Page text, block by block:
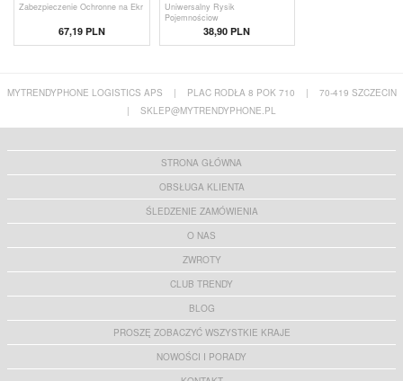
Zabezpieczenie Ochronne na Ekr
67,19 PLN
Uniwersalny Rysik
Pojemnościow
38,90 PLN
MYTRENDYPHONE LOGISTICS APS | PLAC RODŁA 8 POK 710 |
70-419 SZCZECIN
|
SKLEP@MYTRENDYPHONE.PL
STRONA GŁÓWNA
OBSŁUGA KLIENTA
ŚLEDZENIE ZAMÓWIENIA
O NAS
ZWROTY
CLUB TRENDY
BLOG
PROSZĘ ZOBACZYĆ WSZYSTKIE KRAJE
NOWOŚCI I PORADY